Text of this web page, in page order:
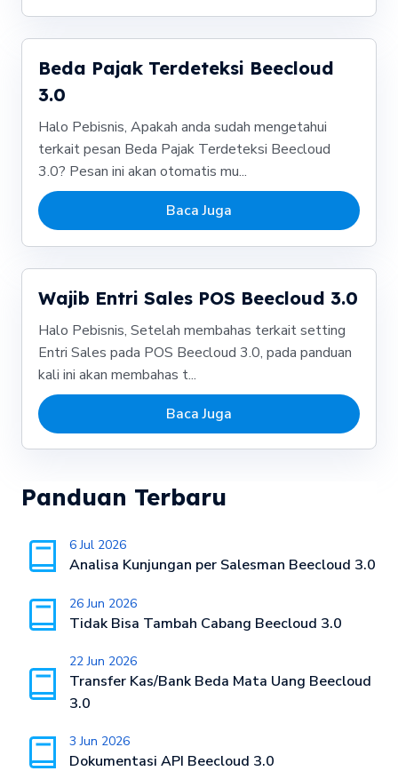
Beda Pajak Terdeteksi Beecloud
3.0
Halo Pebisnis, Apakah anda sudah mengetahui
terkait pesan Beda Pajak Terdeteksi Beecloud
3.0? Pesan ini akan otomatis mu...
Baca Juga
Wajib Entri Sales POS Beecloud 3.0
Halo Pebisnis, Setelah membahas terkait setting
Entri Sales pada POS Beecloud 3.0, pada panduan
kali ini akan membahas t...
Baca Juga
Panduan Terbaru
6 Jul 2026
Analisa Kunjungan per Salesman Beecloud 3.0
26 Jun 2026
Tidak Bisa Tambah Cabang Beecloud 3.0
22 Jun 2026
Transfer Kas/Bank Beda Mata Uang Beecloud
3.0
3 Jun 2026
Dokumentasi API Beecloud 3.0